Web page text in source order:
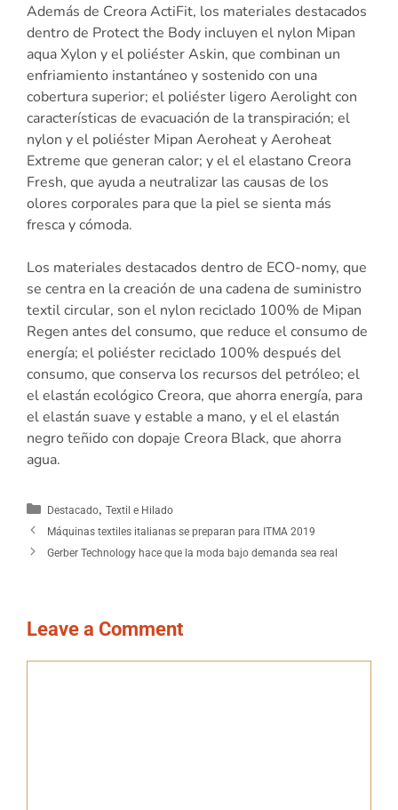
Además de Creora ActiFit, los materiales destacados
dentro de Protect the Body incluyen el nylon Mipan
aqua Xylon y el poliéster Askin, que combinan un
enfriamiento instantáneo y sostenido con una
cobertura superior; el poliéster ligero Aerolight con
características de evacuación de la transpiración; el
nylon y el poliéster Mipan Aeroheat y Aeroheat
Extreme que generan calor; y el el elastano Creora
Fresh, que ayuda a neutralizar las causas de los
olores corporales para que la piel se sienta más
fresca y cómoda.
Los materiales destacados dentro de ECO-nomy, que
se centra en la creación de una cadena de suministro
textil circular, son el nylon reciclado 100% de Mipan
Regen antes del consumo, que reduce el consumo de
energía; el poliéster reciclado 100% después del
consumo, que conserva los recursos del petróleo; el
el elastán ecológico Creora, que ahorra energía, para
el elastán suave y estable a mano, y el el elastán
negro teñido con dopaje Creora Black, que ahorra
agua.
Destacado, Textil e Hilado
Máquinas textiles italianas se preparan para ITMA 2019
Gerber Technology hace que la moda bajo demanda sea real
Leave a Comment